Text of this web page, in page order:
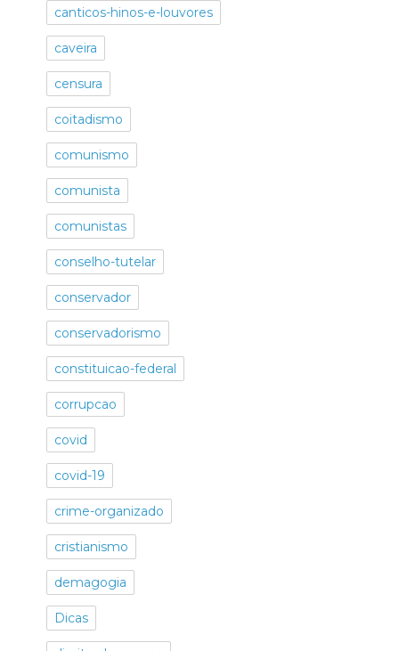
canticos-hinos-e-louvores
caveira
censura
coitadismo
comunismo
comunista
comunistas
conselho-tutelar
conservador
conservadorismo
constituicao-federal
corrupcao
covid
covid-19
crime-organizado
cristianismo
demagogia
Dicas